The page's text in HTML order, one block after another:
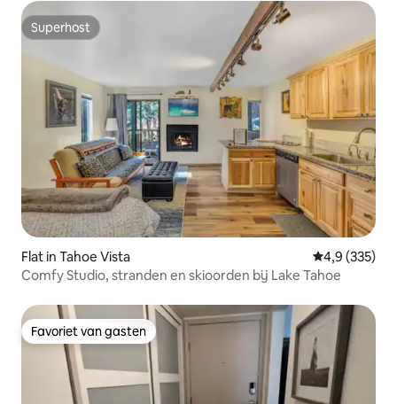
Superhost
Superhost
Flat in Tahoe Vista Gemiddelde
4,9 (335)
Comfy Studio, stranden en skioorden bij Lake Tahoe
Favoriet van gasten
Favoriet van gasten